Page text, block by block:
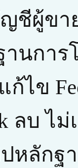
ญชีผู้ข
านกา
ไข
ลบ ไ
หลักฐ